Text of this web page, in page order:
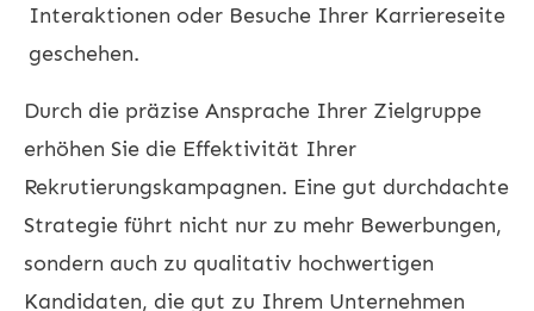
Interaktionen oder Besuche Ihrer Karriereseite
geschehen.
Durch die präzise Ansprache Ihrer Zielgruppe
erhöhen Sie die Effektivität Ihrer
Rekrutierungskampagnen. Eine gut durchdachte
Strategie führt nicht nur zu mehr Bewerbungen,
sondern auch zu qualitativ hochwertigen
Kandidaten, die gut zu Ihrem Unternehmen